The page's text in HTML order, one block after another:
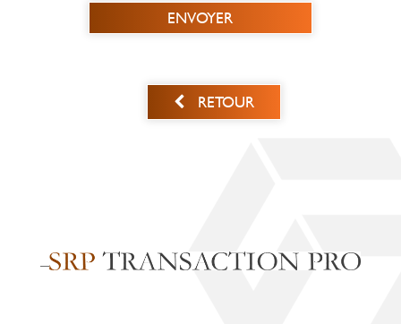
ENVOYER
RETOUR